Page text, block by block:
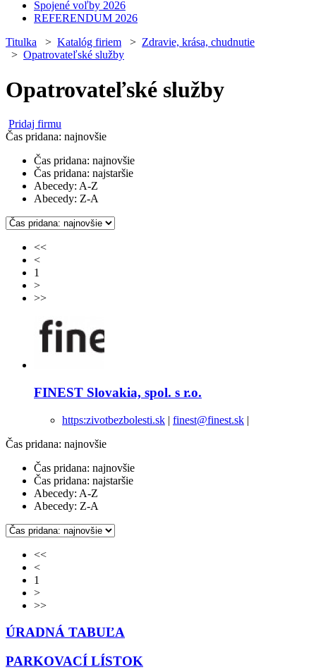
Spojené voľby 2026
REFERENDUM 2026
Titulka > Katalóg firiem > Zdravie, krása, chudnutie
> Opatrovateľské služby
Opatrovateľské služby
Pridaj firmu
Čas pridana: najnovšie
Čas pridana: najnovšie
Čas pridana: najstaršie
Abecedy: A-Z
Abecedy: Z-A
<<
<
1
>
>>
FINEST Slovakia, spol. s r.o.
https:zivotbezbolesti.sk | finest@finest.sk |
Čas pridana: najnovšie
Čas pridana: najnovšie
Čas pridana: najstaršie
Abecedy: A-Z
Abecedy: Z-A
<<
<
1
>
>>
ÚRADNÁ TABUĽA
PARKOVACÍ LÍSTOK